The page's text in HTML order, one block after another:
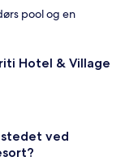
pool og en
Hotel & Village
stedet ved